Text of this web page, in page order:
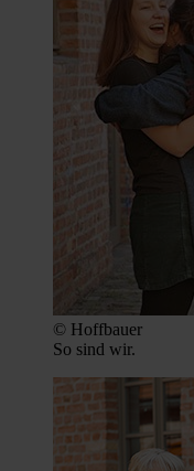
© Hoffbauer
So sind wir.